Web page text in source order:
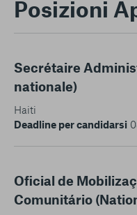
Posizioni
Secrétaire
nationale)
Haiti
Deadline per candidarsi
Oficial de
Comunitário